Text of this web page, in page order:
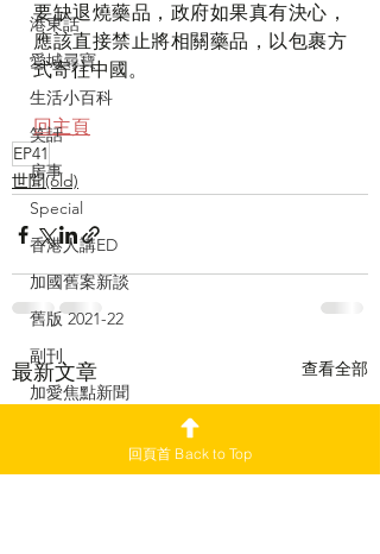
港東話
愛城尋寶
生活小百科
笑話
房事
Special
香港人講ED
加國舊案新談
舊版 2021-22
副刊
加愛焦點新聞
要缺退燒藥品，政府如果真有決心，
應該直接禁止將相關藥品，以包裹方
式寄往中國。
回主頁
EP41
世聞(old)
最新文章 查看全部
回頁首 Back to Top